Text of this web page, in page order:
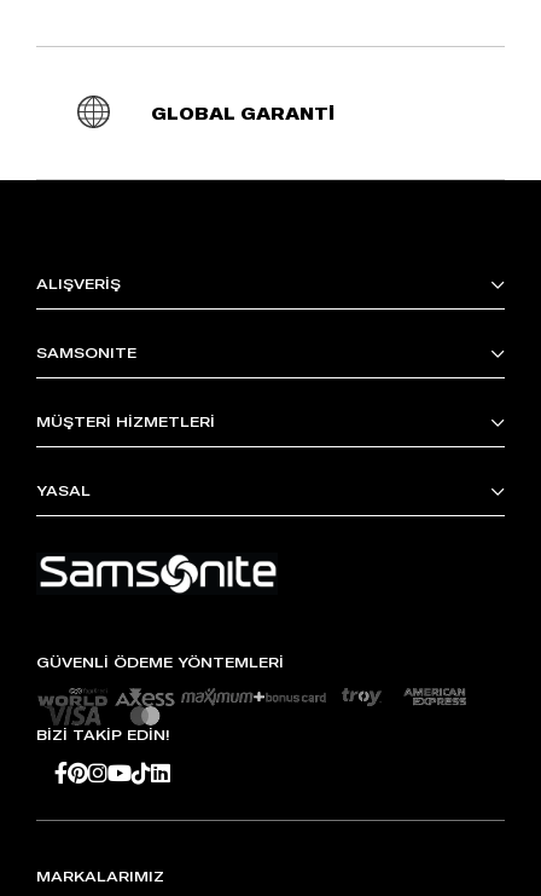
GLOBAL GARANTİ
ALIŞVERİŞ
SAMSONITE
MÜŞTERİ HİZMETLERİ
YASAL
GÜVENLİ ÖDEME YÖNTEMLERİ
BİZİ TAKİP EDİN!
MARKALARIMIZ